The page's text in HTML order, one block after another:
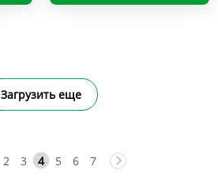
Загрузить еще
2 3 4 5 6 7